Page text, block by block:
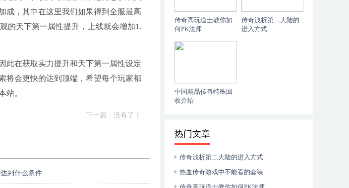
成，其中在这里我们如果得到全服最高
的天下第一属性提升，上线就会增加1.
此在获取实力提升和天下第一属性设定
将会更快的达到顶端，希望每个玩家都
站。
下一篇：没有了！
到什么条件
传奇高玩道士教你如
何PK法师
传奇浅析第二大陆的
进入方式
中国精品传奇特殊回
收介绍
热门文章
传奇浅析第二大陆的进入方式
热血传奇游戏中不能看的套装